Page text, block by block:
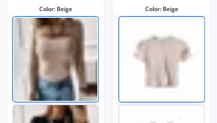
Color: Beige
Color: Beige